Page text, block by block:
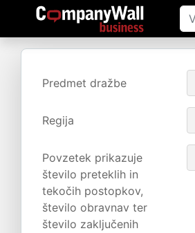
Predmet dražbe
Regija
Povzetek prikazuje
število preteklih in
tekočih postopkov,
število obravnav ter
število zaključenih